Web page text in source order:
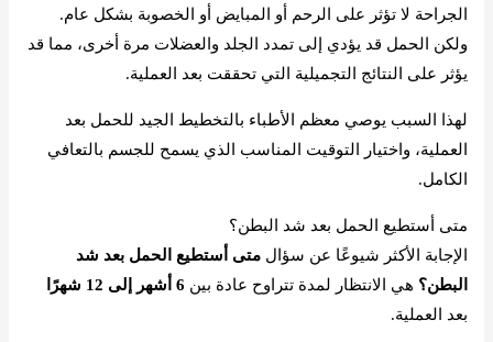
الجراحة لا تؤثر على الرحم أو المبايض أو الخصوبة بشكل عام.
ولكن الحمل قد يؤدي إلى تمدد الجلد والعضلات مرة أخرى، مما قد
يؤثر على النتائج التجميلية التي تحققت بعد العملية.
لهذا السبب يوصي معظم الأطباء بالتخطيط الجيد للحمل بعد
العملية، واختيار التوقيت المناسب الذي يسمح للجسم بالتعافي
الكامل.
متى أستطيع الحمل بعد شد البطن؟
الإجابة الأكثر شيوعًا عن سؤالمتى أستطيع الحمل بعد شد
البطن؟ هي الانتظار لمدة تتراوح عادة بين 6 أشهر إلى 12 شهرًا
بعد العملية.